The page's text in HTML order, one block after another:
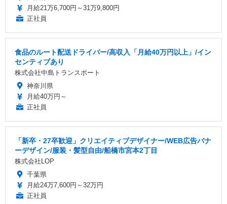
月給21万6,700円～31万9,800円
正社員
食品のルート配送ドライバー/高収入「月給40万円以上」/イン
センティブあり
株式会社中島トランスポート
神奈川県
月給40万円～
正社員
「新卒・27卒歓迎」クリエイティブデザイナー/WEB広告バナ
ーデザイン/服装・髪型自由/船橋市宮本2丁目
株式会社LOP
千葉県
月給24万7,600円～32万円
正社員